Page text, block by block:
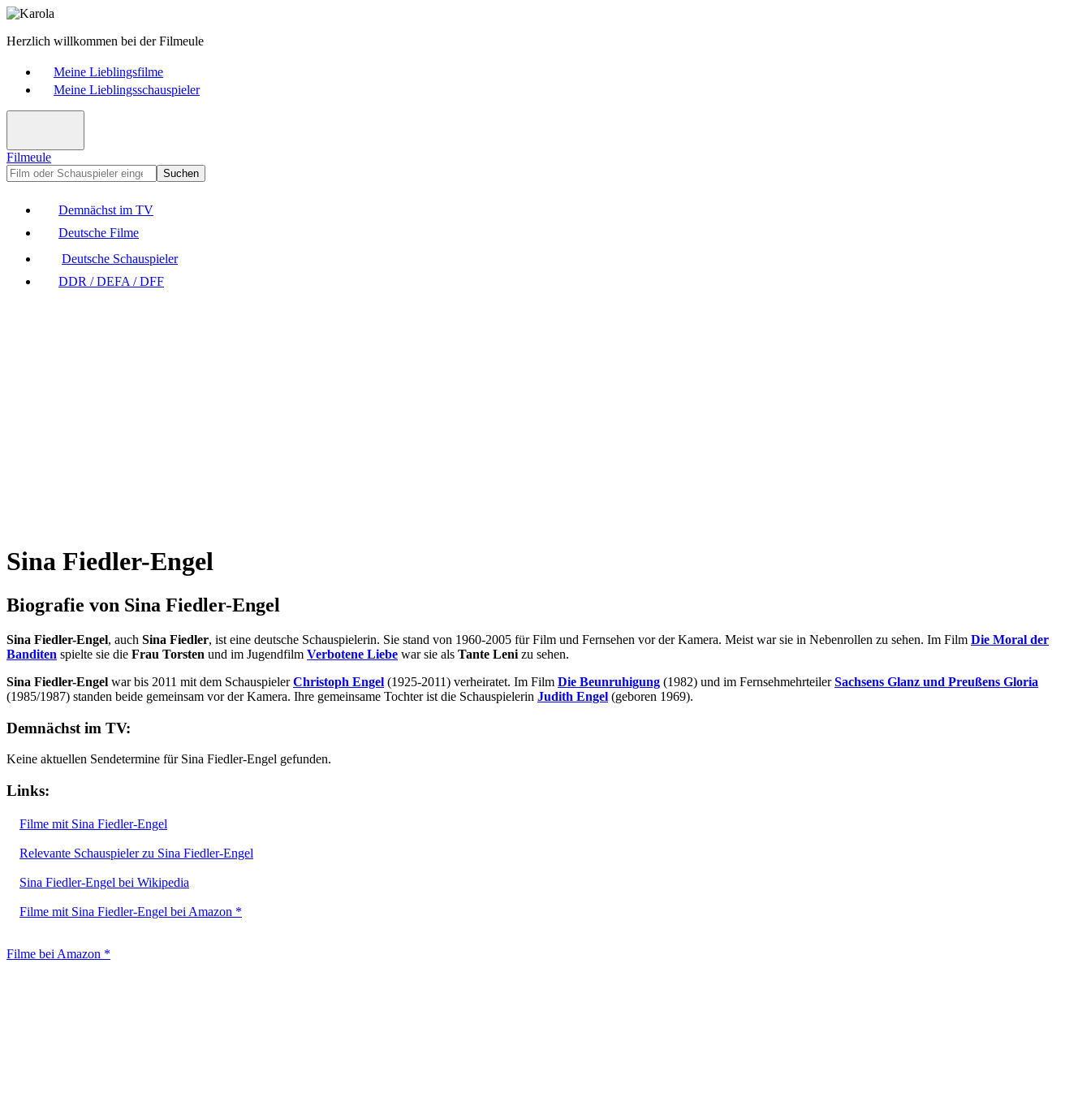
Herzlich willkommen bei der Filmeule
Meine Lieblingsfilme
Meine Lieblingsschauspieler
Filmeule
Suchen
Demnächst im TV
Deutsche Filme
Deutsche Schauspieler
DDR / DEFA / DFF
Sina Fiedler-Engel
Biografie von Sina Fiedler-Engel
Sina Fiedler-Engel, auch Sina Fiedler, ist eine deutsche Schauspielerin. Sie stand von 1960-2005 für Film und Fernsehen vor der Kamera. Meist war sie in Nebenrollen zu sehen. Im Film Die Moral der
Banditen spielte sie die Frau Torsten und im Jugendfilm Verbotene Liebe war sie als Tante Leni zu sehen.
Sina Fiedler-Engel war bis 2011 mit dem SchauspielerChristoph Engel (1925-2011) verheiratet. Im Film Die Beunruhigung (1982) und im FernsehmehrteilerSachsens Glanz und Preußens Gloria
(1985/1987) standen beide gemeinsam vor der Kamera. Ihre gemeinsame Tochter ist die Schauspielerin Judith Engel (geboren 1969).
Demnächst im TV:
Keine aktuellen Sendetermine für Sina Fiedler-Engel gefunden.
Links:
Filme mit Sina Fiedler-Engel
Relevante Schauspieler zu Sina Fiedler-Engel
Sina Fiedler-Engel bei Wikipedia
Filme mit Sina Fiedler-Engel bei Amazon *
Filme bei Amazon *